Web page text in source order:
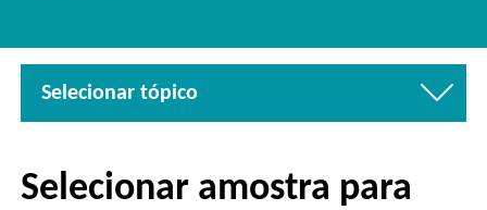
Selecionar tópico
Selecionar amostra para